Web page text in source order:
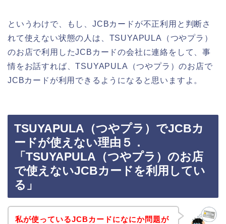
というわけで、もし、JCBカードが不正利用と判断さ
れて使えない状態の人は、TSUYAPULA（つやプラ）
のお店で利用したJCBカードの会社に連絡をして、事
情をお話すれば、TSUYAPULA（つやプラ）のお店で
JCBカードが利用できるようになると思いますよ。
TSUYAPULA（つやプラ）でJCBカ
ードが使えない理由５．
「TSUYAPULA（つやプラ）のお店
で使えないJCBカードを利用してい
る」
私が使っているJCBカードになにか問題が